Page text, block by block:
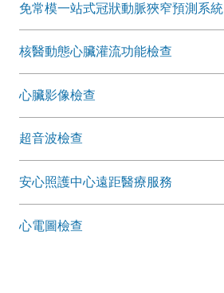
免常模一站式冠狀動脈狹窄預測系統
核醫動態心臟灌流功能檢查
心臟影像檢查
超音波檢查
安心照護中心遠距醫療服務
心電圖檢查